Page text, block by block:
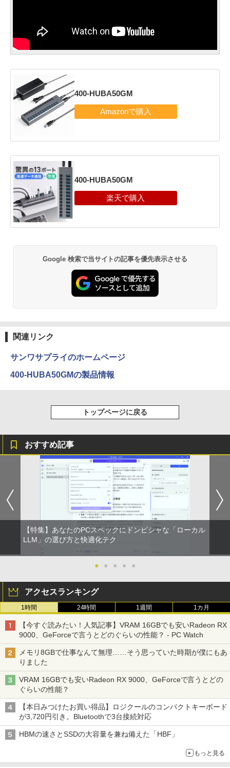
400-HUBA50GM
400-HUBA50GM
Google 検索で当サイトの記事を優先表示させる
関連リンク
サンワサプライのホームページ
400-HUBA50GMの製品情報
トップページに戻る
おすすめ記事
【特集】あなたのPCスペックにドンピシャな「ローカル
LLM」の選び方と快適化テク
● ● ● ● ●
アクセスランキング
1時間 24時間 1週間 1カ月
【今すぐ読みたい！人気記事】VRAM 16GBでも安いRadeon RX
9000、GeForceで言うとどのぐらいの性能？ - PC Watch
メモリ8GBで仕事なんて無理……そう思っていた時期が僕にもあ
りました
VRAM 16GBでも安いRadeon RX 9000、GeForceで言うとどの
ぐらいの性能？
【本日みつけたお買い得品】ロジクールのコンパクトキーボード
が3,720円引き。Bluetoothで3台接続対応
HBMの速さとSSDの大容量を兼ね備えた「HBF」
もっと見る